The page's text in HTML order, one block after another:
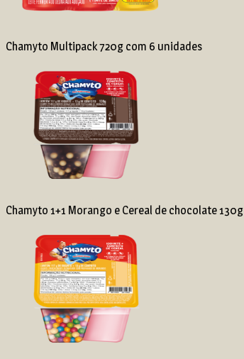
Chamyto Multipack 720g com 6 unidades
Chamyto 1+1 Morango e Cereal de chocolate 130g